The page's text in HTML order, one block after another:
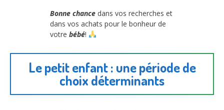
Bonne chance dans vos recherches et
dans vos achats pour le bonheur de
votre bébé!
Le petit enfant : une période de
choix déterminants